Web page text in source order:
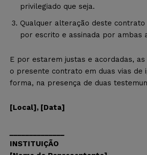
privilegiado que seja.
Qualquer alteração deste
por escrito e assinada por ambas
E por estarem justas e acordadas,
o presente contrato em duas vias de
forma, na presença de duas
[Local], [Data]
INSTITUIÇÃO